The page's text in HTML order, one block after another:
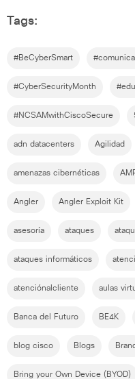
Tags:
#BeCyberSmart
#CyberSecurityMonth
#NCSAMwithCiscoSecure
adn datacenters Agilidad
amenazas cibernéticas
Angler Angler Exploit Kit
asesoría ataques
ataques informáticos
atenciónalcliente aulas
Banca del Futuro BE4K
blog cisco Blogs
Bring your Own Device (BYOD)